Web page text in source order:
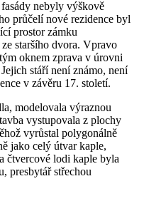
nebyly výškově
průčelí nové rezidence byl
prostor zámku
staršího dvora. Vpravo
oknem zprava v úrovni
stáří není známo, není
v závěru 17. století.
modelovala výraznou
vystupovala z plochy
vyrůstal polygonálně
jako celý útvar kaple,
čtvercové lodi kaple byla
presbytář střechou